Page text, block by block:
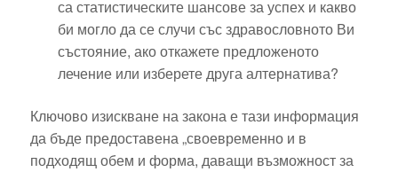
са статистическите шансове за успех и какво
би могло да се случи със здравословното Ви
състояние, ако откажете предложеното
лечение или изберете друга алтернатива?
Ключово изискване на закона е тази информация
да бъде предоставена „своевременно и в
подходящ обем и форма, даващи възможност за